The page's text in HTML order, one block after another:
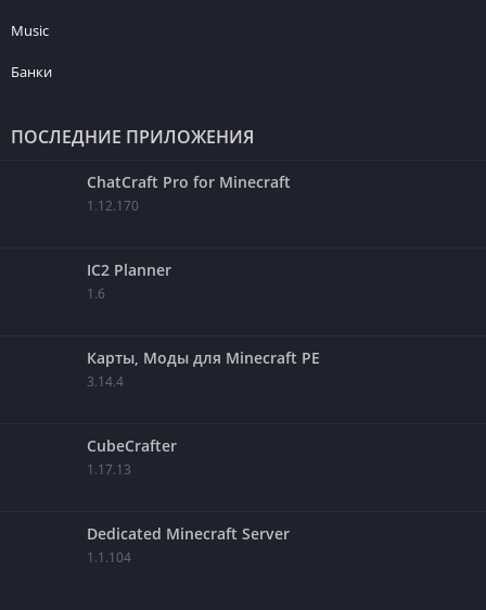
Music
Банки
ПОСЛЕДНИЕ ПРИЛОЖЕНИЯ
ChatCraft Pro for Minecraft
1.12.170
IC2 Planner
1.6
Карты, Моды для Minecraft PE
3.14.4
CubeCrafter
1.17.13
Dedicated Minecraft Server
1.1.104